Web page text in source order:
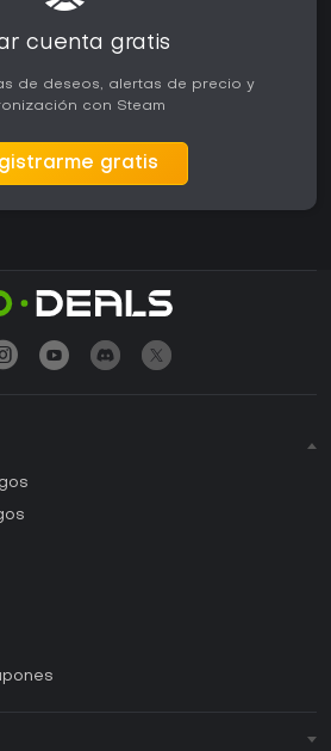
cuenta gratis
de deseos, alertas de precio y
con Steam
gratis